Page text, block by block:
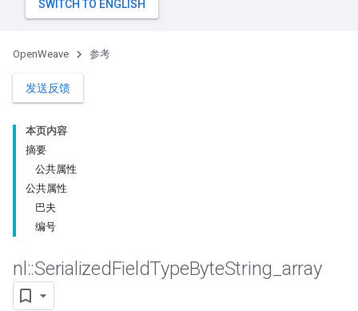
OpenWeave 参考
发送反馈
本页内容
摘要
公共属性
公共属性
巴夫
编号
nl ::SerializedFieldTypeByteString array